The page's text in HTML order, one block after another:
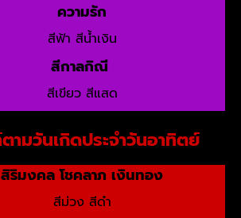
ความรัก
สีฟ้า สีน้ำเงิน
สีกาลกิณี
สีเขียว สีแสด
ามวันเกิดประจำวันอาทิตย์
สิริมงคล โชคลาภ เงินทอง
สีม่วง สีดำ